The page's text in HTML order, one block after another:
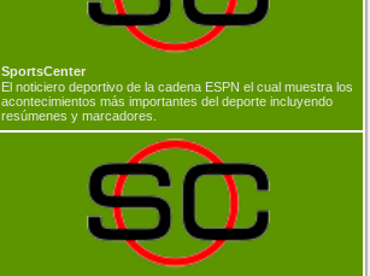
SportsCenter
El noticiero deportivo de la cadena ESPN el cual muestra los
acontecimientos más importantes del deporte incluyendo
resúmenes y marcadores.